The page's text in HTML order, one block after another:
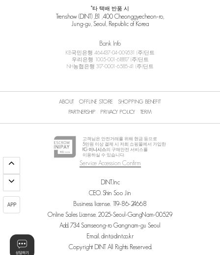
APP
*타 택배 반품 시
Trenshow (DINT) ,B1 ,400 Cheonggyecheon-ro,
Jung-gu, Seoul, Republic of Korea
Bank Info
KB국민은행 464437-04-009531 (주)딘트
우리은행 1005-001-618817 (주)딘트
NH농협은행 317-0001-6585-41 (주)딘트
ABOUT OFFLINE STORE
SHOPPING BENEFIT
PARTNERSHIP
PRIVACY POLICY TERM
고객님은 안전거래를 위해 현금 등으로
5만원 이상 결제 시 저희 쇼핑몰에서 가입한
KG 이니시스의 구매안전 서비스를
이용하실 수 있습니다.
Service Accession Confirm
DINT.Inc
CEO. Shin Soo Jin
Business license. 119-86-24668
Online Sales License. 2025-Seoul-GangNam-00529
Add. 734 Samseong-ro Gangnam-gu Seoul
Email. dint@dint.co.kr
Copyright DINT All Rights Reserved.